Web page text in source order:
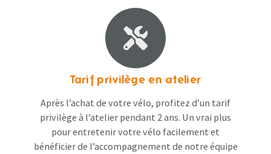
Tarif privilège en atelier
Après l’achat de votre vélo, profitez d’un tarif
privilège à l’atelier pendant 2 ans. Un vrai plus
pour entretenir votre vélo facilement et
bénéficier de l’accompagnement de notre équipe